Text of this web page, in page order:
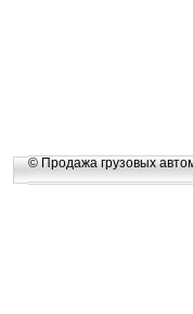
© Продажа грузовых